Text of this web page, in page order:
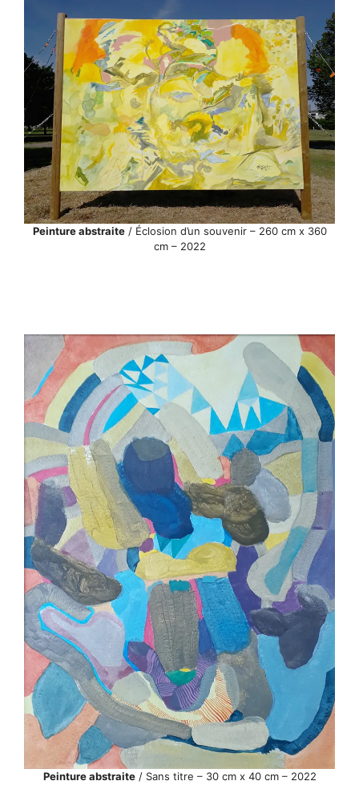
Peinture abstraite/ Éclosion d’un souvenir – 260 cm x 360
cm – 2022
Peinture abstraite/ Sans titre – 30 cm x 40 cm – 2022